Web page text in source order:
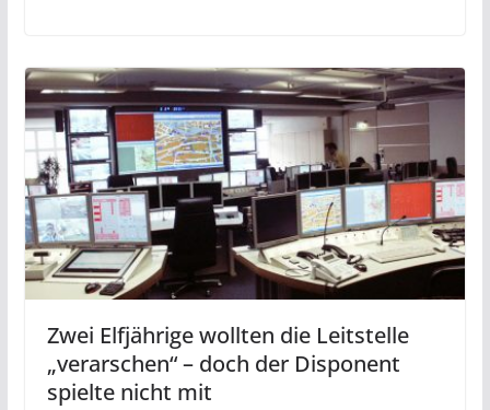
Zwei Elfjährige wollten die Leitstelle
„verarschen“ – doch der Disponent
spielte nicht mit